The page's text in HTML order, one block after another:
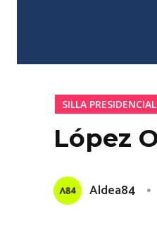
SILLA PRESIDENCIAL
López
Aldea84